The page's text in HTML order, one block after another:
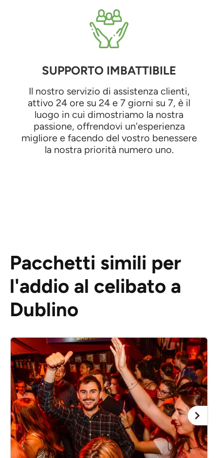
SUPPORTO IMBATTIBILE
Il nostro servizio di assistenza clienti,
attivo 24 ore su 24 e 7 giorni su 7, è il
luogo in cui dimostriamo la nostra
passione, offrendovi un'esperienza
migliore e facendo del vostro benessere
la nostra priorità numero uno.
Pacchetti simili per
l'addio al celibato a
Dublino